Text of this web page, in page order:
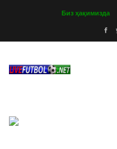
Биз ҳақимизда